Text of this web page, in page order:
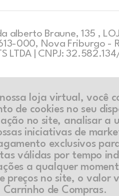
alberto Braune, 135 ,
000, Nova Friburgo -
LTDA | CNPJ:
loja virtual, você
de cookies no seu
no site, analisar a
iniciativas de
exclusivos
válidas por tempo
a qualquer
preços no site, o valor
Carrinho de Compras.